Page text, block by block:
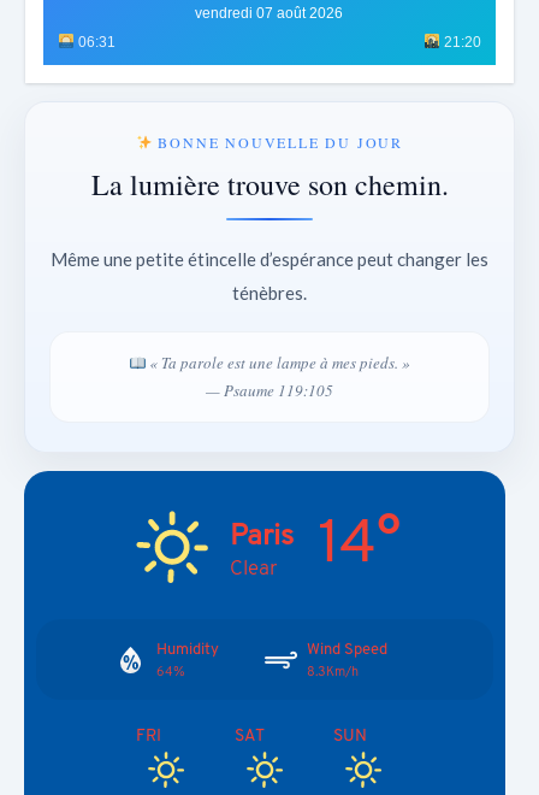
vendredi 07 août 2026
06:31
21:20
BONNE NOUVELLE DU JOUR
La lumière trouve son chemin.
Même une petite étincelle d’espérance peut changer les
ténèbres.
« Ta parole est une lampe à mes pieds. »
— Psaume 119:105
Paris
Clear 14°
Humidity
64%
Wind Speed
8.3Km/h
FRI SAT SUN